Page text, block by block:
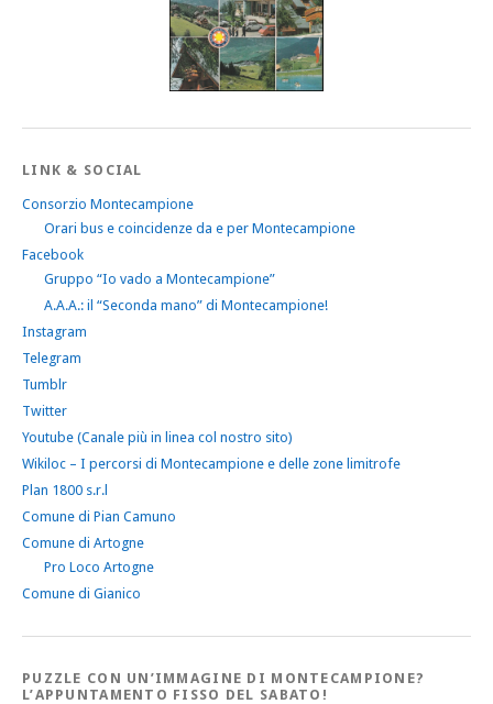
LINK & SOCIAL
Consorzio Montecampione
Orari bus e coincidenze da e per Montecampione
Facebook
Gruppo “Io vado a Montecampione”
A.A.A.: il “Seconda mano” di Montecampione!
Instagram
Telegram
Tumblr
Twitter
Youtube (Canale più in linea col nostro sito)
Wikiloc – I percorsi di Montecampione e delle zone limitrofe
Plan 1800 s.r.l
Comune di Pian Camuno
Comune di Artogne
Pro Loco Artogne
Comune di Gianico
PUZZLE CON UN’IMMAGINE DI MONTECAMPIONE?
L’APPUNTAMENTO FISSO DEL SABATO!